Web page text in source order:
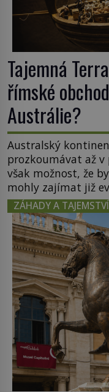
Tajemná
římské
Austrálie?
Australský
prozkoumávat až
však možnost, že
mohly zajímat již
to o 15 století
zakreslovali do
Australis – Jižní
smysl pro […]
ZÁHADY A TAJEMSTVÍ